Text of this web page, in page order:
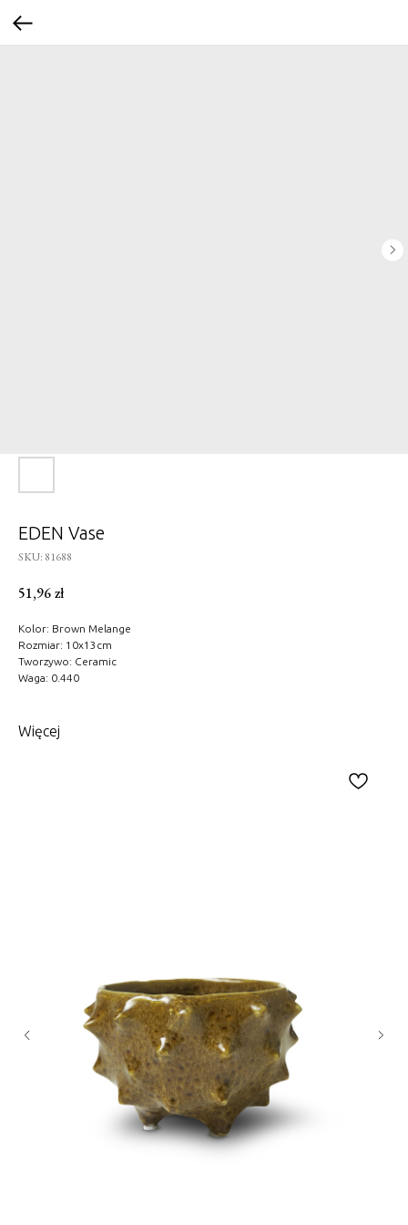
EDEN Vase
SKU: 81688
51,96zł
Kolor: Brown Melange
Rozmiar: 10x13cm
Tworzywo: Ceramic
Waga: 0.440
Więcej